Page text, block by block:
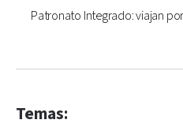
Patronato Integrado: viajan
Temas: